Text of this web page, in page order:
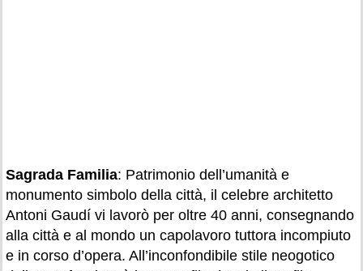
Sagrada Familia: Patrimonio dell’umanità e
monumento simbolo della città, il celebre architetto
Antoni Gaudí vi lavorò per oltre 40 anni, consegnando
alla città e al mondo un capolavoro tuttora incompiuto
e in corso d’opera. All’inconfondibile stile neogotico